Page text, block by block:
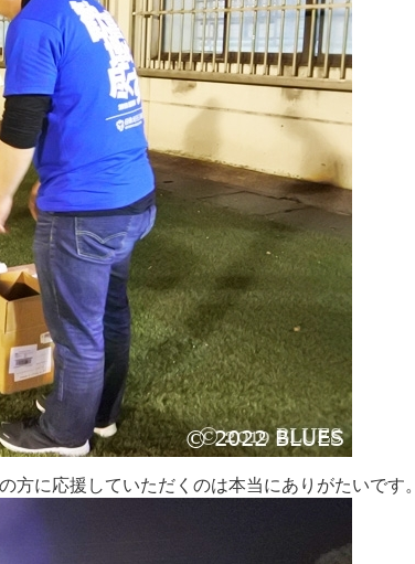
に応援していただくのは本当にありがたいです。